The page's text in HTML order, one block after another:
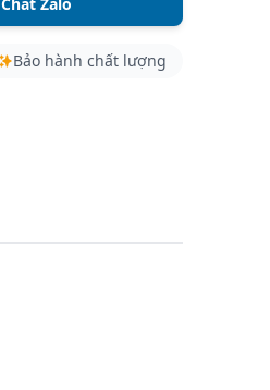
Bảo hành chất lượng